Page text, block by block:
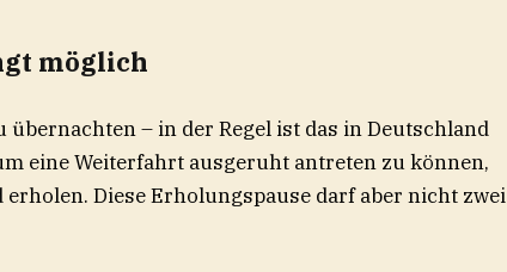
möglich
– in der Regel ist das in Deutschland
eine Weiterfahrt ausgeruht antreten zu können,
Diese Erholungspause darf aber nicht zwei